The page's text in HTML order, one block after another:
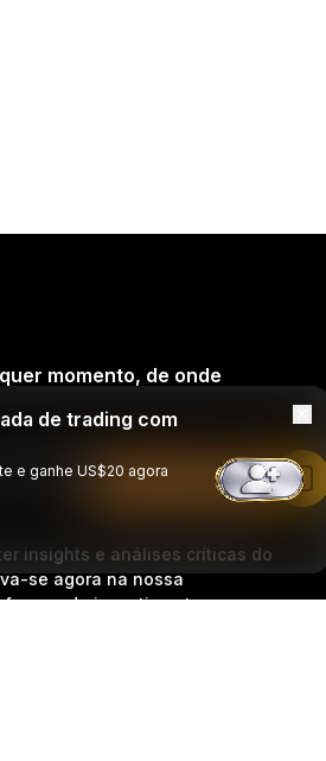
insights e análises críticas do
se agora na nossa
formas de investimentos
momento, de onde
Bybit App
de trading com
e ganhe US$20 agora
Leia no app da Bybit